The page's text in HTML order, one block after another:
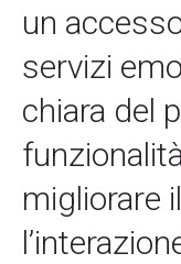
un
servizi
chiara del
migliorare